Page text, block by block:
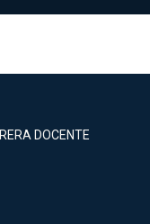
DOCENTE